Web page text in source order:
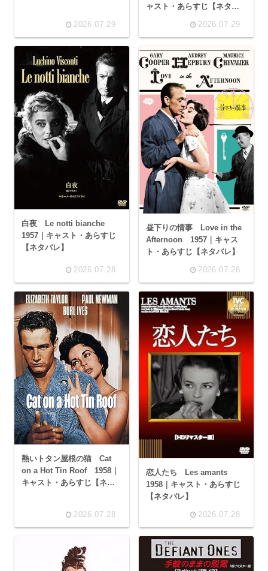
2026.07.29
ャスト・あらすじ【ネタバ
2026.07.29
白夜 Le notti bianche
1957｜キャスト・あらすじ
【ネタバレ】
2026.07.28
昼下りの情事 Love in the
Afternoon 1957｜キャス
ト・あらすじ【ネタバレ】
2026.07.28
熱いトタン屋根の猫 Cat
on a Hot Tin Roof 1958｜
キャスト・あらすじ【ネタ
2026.07.28
恋人たち Les amants
1958｜キャスト・あらすじ
【ネタバレ】
2026.07.28